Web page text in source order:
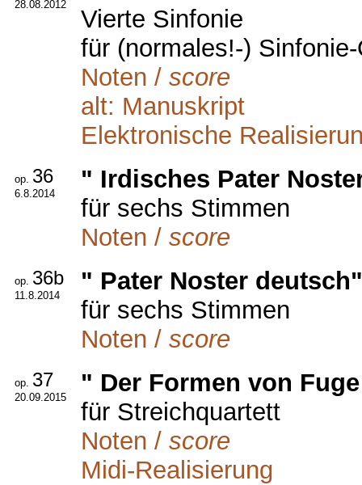
28.08.2012
Vierte Sinfonie
für (normales!-)
Noten / score
alt: Manuskript
Elektronische
op. 36
6.8.2014
" Irdisches Pater
für sechs Stimmen
Noten / score
op. 36b
11.8.2014
" Pater Noster deutsch"
für sechs Stimmen
Noten / score
op. 37
20.09.2015
" Der Formen von
für Streichquartett
Noten / score
Midi-Realisierung